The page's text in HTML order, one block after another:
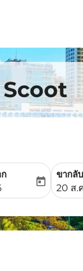
Scoot
date-
today
ขากลับ
fc-
20 ส.